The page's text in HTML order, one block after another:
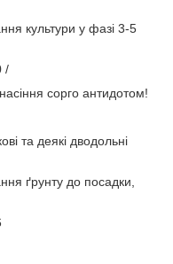
культури у фазі 3-5
/
сорго антидотом!
та деякі дводольні
ґрунту до посадки,